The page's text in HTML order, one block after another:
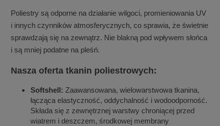
Poliestry są odporne na działanie wilgoci, promieniowania UV
i innych czynników atmosferycznych, co sprawia, że świetnie
sprawdzają się na zewnątrz. Nie blakną pod wpływem słońca
i są mniej podatne na pleśń.
Nasza oferta tkanin poliestrowych:
Softshell: Zaawansowana, wielowarstwowa tkanina,
łącząca elastyczność, oddychalność i wodoodporność.
Składa się z zewnętrznej warstwy chroniącej przed
wiatrem i deszczem, środkowej membrany